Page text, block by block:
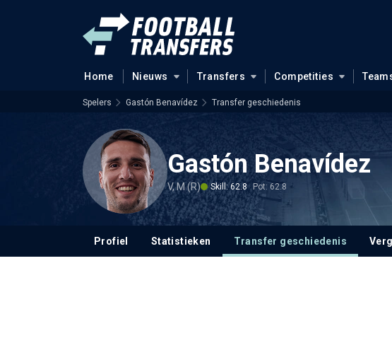
Home Nieuws Transfers Competities
Spelers Gastón Benavídez Transfer geschiedenis
Gastón Benavídez
V, M (R) Skill: 62.8 Pot: 62.8
Profiel Statistieken Transfer geschiedenis